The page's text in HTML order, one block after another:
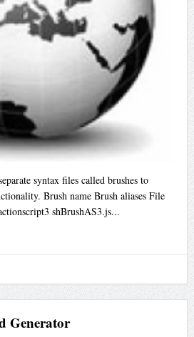
syntax files called brushes to
Brush name Brush aliases File
shBrushAS3.js...
Generator